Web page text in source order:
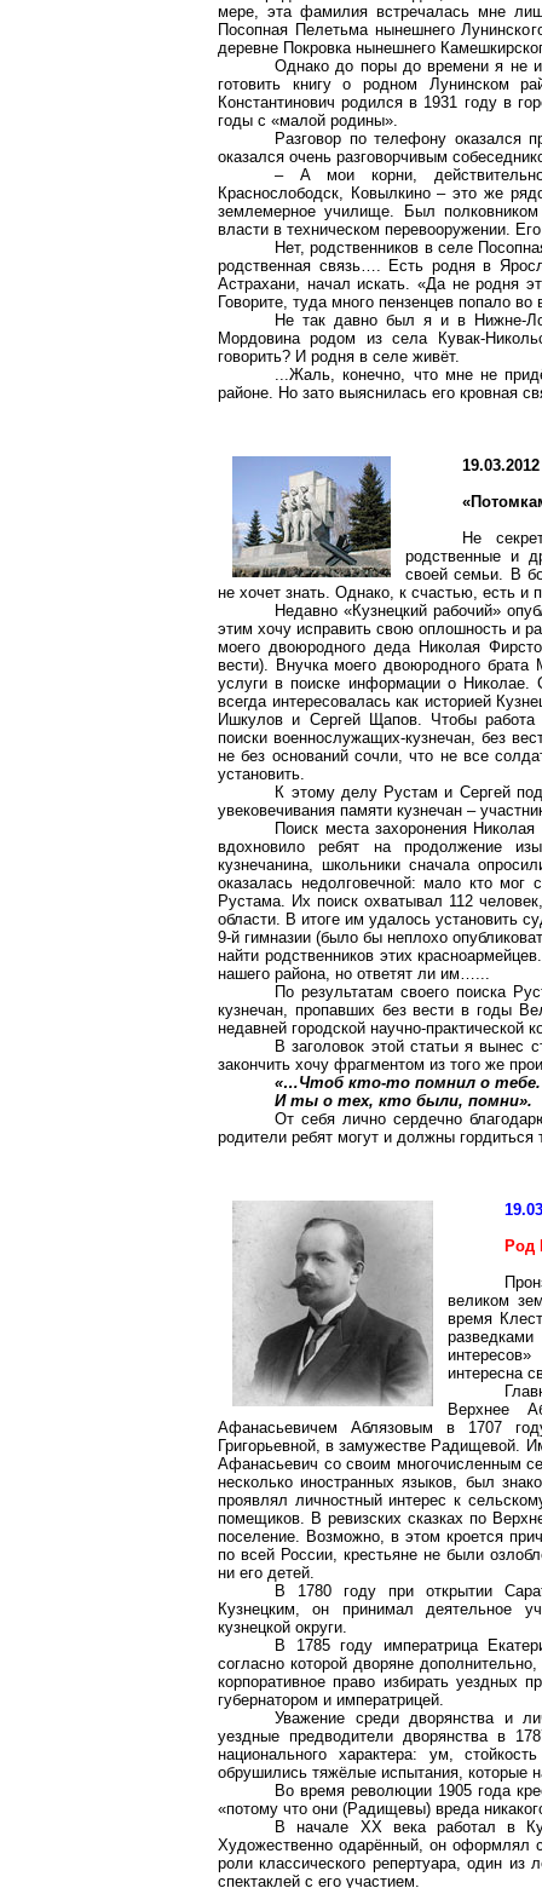
мере, эта фамилия встречалась мне
Посопная Пелетьма нынешнего
деревне Покровка нынешнего
Однако до поры до времени я не
готовить книгу о родном Лунинском
Константинович родился в 1931 году в
годы с «малой родины».
Разговор по телефону оказался
оказался очень разговорчивым
– А мои корни,
Краснослободск, Ковылкино – это же
землемерное училище. Был
власти в техническом перевооружении.
Нет, родственников в селе
родственная связь…. Есть родня в
Астрахани, начал искать. «Да не родня
Говорите, туда много пензенцев попало
Не так давно был я и в Нижне-
Мордовина родом из села Кувак-
говорить? И родня в селе живёт.
...Жаль, конечно, что мне не
районе. Но зато выяснилась его кровная
19.03.2012
Не
родственные и
своей семьи. В
не хочет знать. Однако, к счастью, есть и
Недавно «Кузнецкий рабочий»
этим хочу исправить свою оплошность и
моего двоюродного деда Николая
вести). Внучка моего двоюродного
услуги в поиске информации о
всегда интересовалась как историей
Ишкулов и Сергей Щапов. Чтобы работа
поиски военнослужащих-кузнечан, без
не без оснований сочли, что не все
установить.
К этому делу Рустам и Сергей
увековечивания памяти кузнечан –
Поиск места захоронения
вдохновило ребят на продолжение
кузнечанина, школьники сначала
оказалась недолговечной: мало кто мог
Рустама. Их поиск охватывал 112
области. В итоге им удалось установить
9-й гимназии (было бы неплохо
найти родственников этих
нашего района, но ответят ли им…...
По результатам своего поиска
кузнечан, пропавших без вести в годы
недавней городской научно-практической
В заголовок этой статьи я вынес
закончить хочу фрагментом из того же
«…Чтоб кто-то помнил о тебе.
И ты о тех, кто были, помни».
От себя лично сердечно
родители ребят могут и должны
Род
великом
время
интересна
Верхнее
Афанасьевичем Аблязовым в 1707
Григорьевной, в замужестве Радищевой.
Афанасьевич со своим многочисленным
несколько иностранных языков, был
проявлял личностный интерес к
помещиков. В ревизских сказках по
поселение. Возможно, в этом кроется
по всей России, крестьяне не были
ни его детей.
В 1780 году при открытии
Кузнецким, он принимал деятельное
кузнецкой округи.
В 1785 году императрица
согласно которой дворяне
корпоративное право избирать уездных
губернатором и императрицей.
Уважение среди дворянства и
уездные предводители дворянства в
национального характера: ум,
обрушились тяжёлые испытания, которые
Во время революции 1905 года
«потому что они (Радищевы) вреда
В начале XX века работал в
Художественно одарённый, он оформлял
роли классического репертуара, один
спектаклей с его участием.